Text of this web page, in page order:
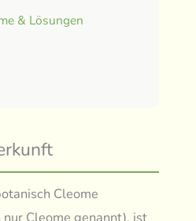
& Lösungen
Cleome